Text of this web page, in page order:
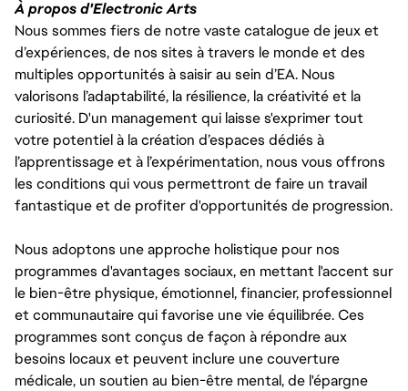
À propos d'Electronic Arts
Nous sommes fiers de notre vaste catalogue de jeux et
d’expériences, de nos sites à travers le monde et des
multiples opportunités à saisir au sein d’EA. Nous
valorisons l’adaptabilité, la résilience, la créativité et la
curiosité. D'un management qui laisse s'exprimer tout
votre potentiel à la création d’espaces dédiés à
l’apprentissage et à l’expérimentation, nous vous offrons
les conditions qui vous permettront de faire un travail
fantastique et de profiter d'opportunités de progression.
Nous adoptons une approche holistique pour nos
programmes d'avantages sociaux, en mettant l'accent sur
le bien-être physique, émotionnel, financier, professionnel
et communautaire qui favorise une vie équilibrée. Ces
programmes sont conçus de façon à répondre aux
besoins locaux et peuvent inclure une couverture
médicale, un soutien au bien-être mental, de l'épargne